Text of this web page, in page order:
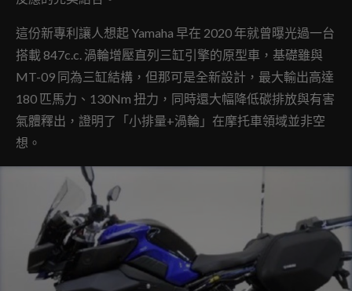
這份新專利讓人想起 Yamaha 早在 2020 年就曾曝光過一台
搭載 847c.c. 渦輪增壓直列三缸引擎的原型車，基礎雖與
MT-09 同為三缸結構，但那可是全新設計，最大輸出高達
180 匹馬力、130Nm 扭力，同時還大幅降低碳排放與有害
氣體釋出，證明了「小排量+渦輪」在摩托車領域並非空
想。